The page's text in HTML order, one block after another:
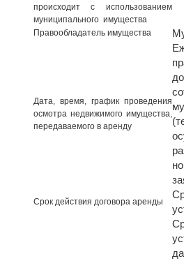
происходит с использованием
муниципального имущества
Правообладатель имущества
Дата, время, график проведения
осмотра недвижимого имущества,
передаваемого в аренду
Срок действия договора аренды